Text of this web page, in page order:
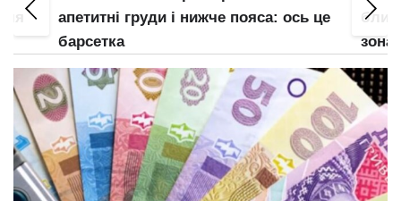
апетитні груди і нижче пояса: ось це
барсетка
зона